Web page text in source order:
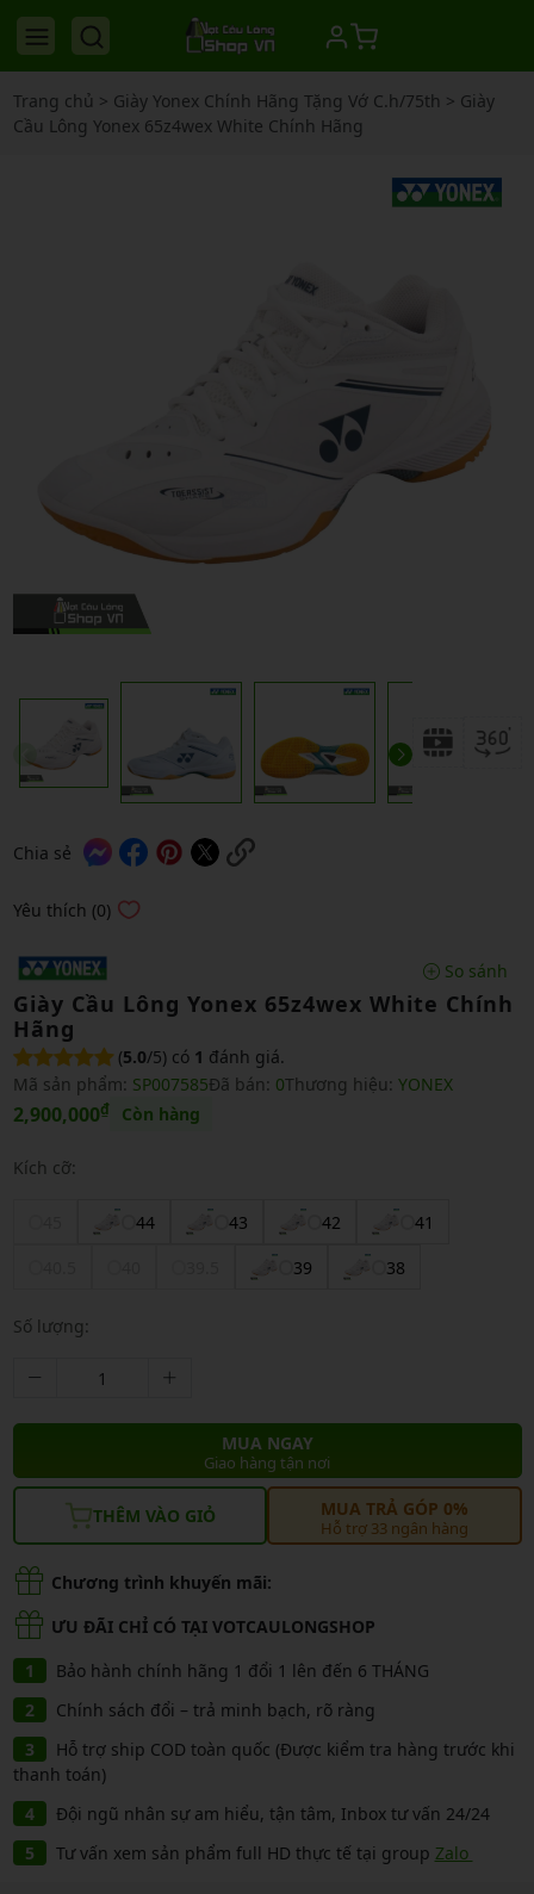
Trang chủ > Giày Yonex Chính Hãng Tặng Vớ C.h/75th > Giày
Cầu Lông Yonex 65z4wex White Chính Hãng
Chia sẻ
Yêu thích (0)
So sánh
Giày Cầu Lông Yonex 65z4wex White Chính
Hãng
(5.0/5) có 1 đánh giá.
Mã sản phẩm: SP007585Đã bán: 0Thương hiệu: YONEX
2,900,000₫ Còn hàng
Kích cỡ:
44 43 42
41
39 38
Số lượng:
MUA NGAY
Giao hàng tận nơi
THÊM VÀO GIỎ MUA TRẢ GÓP 0%
Hỗ trợ 33 ngân hàng
Chương trình khuyến mãi:
ƯU ĐÃI CHỈ CÓ TẠI VOTCAULONGSHOP
Bảo hành chính hãng 1 đổi 1 lên đến 6 THÁNG
Chính sách đổi – trả minh bạch, rõ ràng
Hỗ trợ ship COD toàn quốc (Được kiểm tra hàng trước khi
thanh toán)
Đội ngũ nhân sự am hiểu, tận tâm, Inbox tư vấn 24/24
Tư vấn xem sản phẩm full HD thực tế tại group Zalo